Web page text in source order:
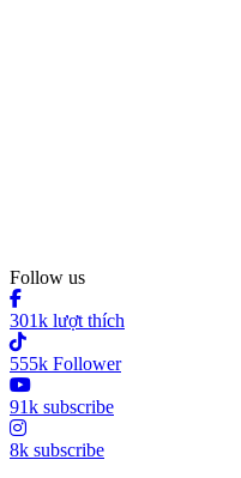
Follow us
301k lượt thích
555k Follower
91k subscribe
8k subscribe